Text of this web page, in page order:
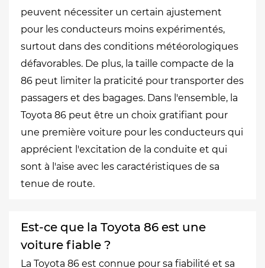
peuvent nécessiter un certain ajustement
pour les conducteurs moins expérimentés,
surtout dans des conditions météorologiques
défavorables. De plus, la taille compacte de la
86 peut limiter la praticité pour transporter des
passagers et des bagages. Dans l'ensemble, la
Toyota 86 peut être un choix gratifiant pour
une première voiture pour les conducteurs qui
apprécient l'excitation de la conduite et qui
sont à l'aise avec les caractéristiques de sa
tenue de route.
Est-ce que la Toyota 86 est une
voiture fiable ?
La Toyota 86 est connue pour sa fiabilité et sa